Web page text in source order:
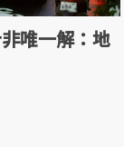
唯一解：地